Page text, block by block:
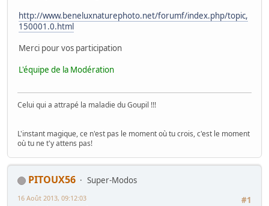
http://www.beneluxnaturephoto.net/forumf/index.php/topic,
150001.0.html
Merci pour vos participation
L'équipe de la Modération
Celui qui a attrapé la maladie du Goupil !!!
L'instant magique, ce n'est pas le moment où tu crois, c'est le moment
où tu ne t'y attens pas!
PITOUX56
Super-Modos
#1
16 Août 2013, 09:12:03